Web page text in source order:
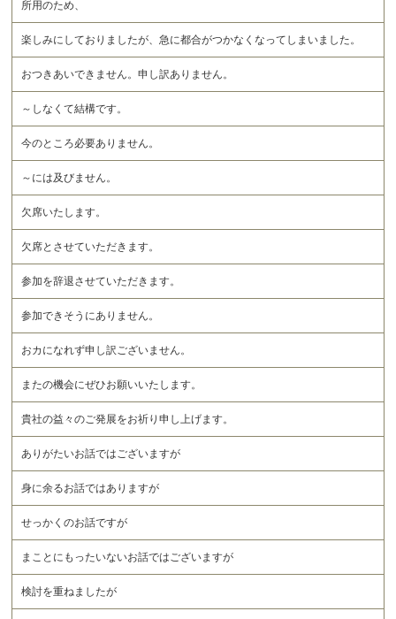
所用のため、
楽しみにしておりましたが、急に都合がつかなくなってしまいました。
おつきあいできません。申し訳ありません。
～しなくて結構です。
今のところ必要ありません。
～には及びません。
欠席いたします。
欠席とさせていただきます。
参加を辞退させていただきます。
参加できそうにありません。
おカになれず申し訳ございません。
またの機会にぜひお願いいたします。
貴社の益々のご発展をお祈り申し上げます。
ありがたいお話ではございますが
身に余るお話ではありますが
せっかくのお話ですが
まことにもったいないお話ではございますが
検討を重ねましたが